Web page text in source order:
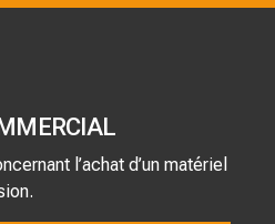
l’achat d’un matériel